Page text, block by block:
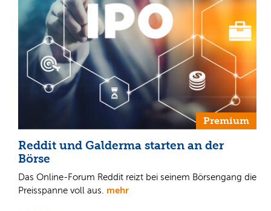
Premium
Reddit und Galderma starten an der
Börse
Das Online-Forum Reddit reizt bei seinem Börsengang die
Preisspanne voll aus. mehr